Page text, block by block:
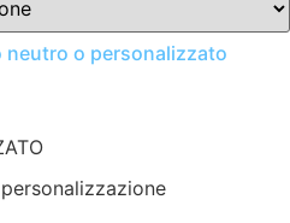
neutro o personalizzato